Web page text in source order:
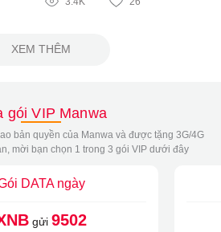
XEM THÊM
gói VIP Manwa
bản quyền của Manwa và được tặng 3G/4G
mời bạn chọn 1 trong 3 gói VIP dưới đây
DATA ngày
gửi 9502